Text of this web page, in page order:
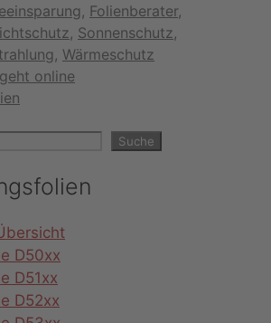
, Folienberater,
, Sonnenschutz,
, Wärmeschutz
online
Suche
D50xx
D51xx
D52xx